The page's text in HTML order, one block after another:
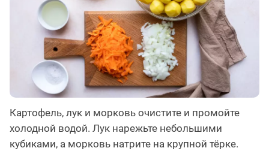
Картофель, лук и морковь очистите и промойте
холодной водой. Лук нарежьте небольшими
кубиками, а морковь натрите на крупной тёрке.